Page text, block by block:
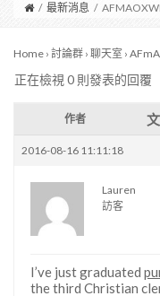
/ 最新消息 /
Home › 討論群 › 聊天室 ›
正在檢視 0 則發表的回覆
作者
2016-08-16 11:11:18
Lauren
訪客
I’ve just graduated
the third Christian